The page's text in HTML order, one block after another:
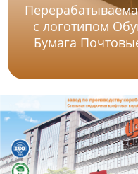
с логотипом
Бумага